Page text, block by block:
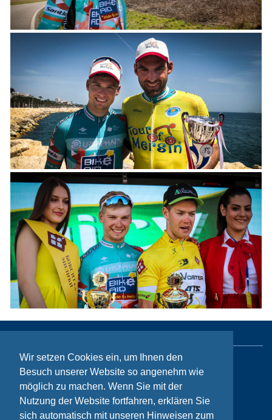
Wir setzen Cookies ein, um Ihnen den
Besuch unserer Website so angenehm wie
möglich zu machen. Wenn Sie mit der
Nutzung der Website fortfahren, erklären Sie
sich automatisch mit unseren Hinweisen zum
Sitemap
Kontakt
Impressum